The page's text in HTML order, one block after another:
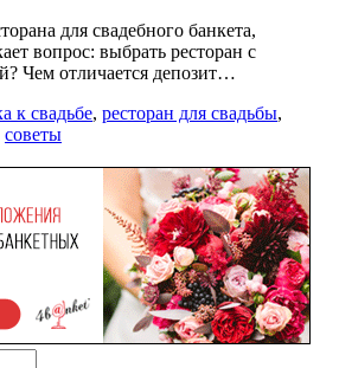
для свадебного банкета,
вопрос: выбрать ресторан с
Чем отличается депозит…
к свадьбе, ресторан для свадьбы,
советы